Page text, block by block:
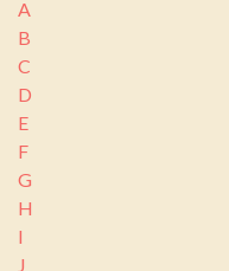
A
B
C
D
E
F
G
H
I
J